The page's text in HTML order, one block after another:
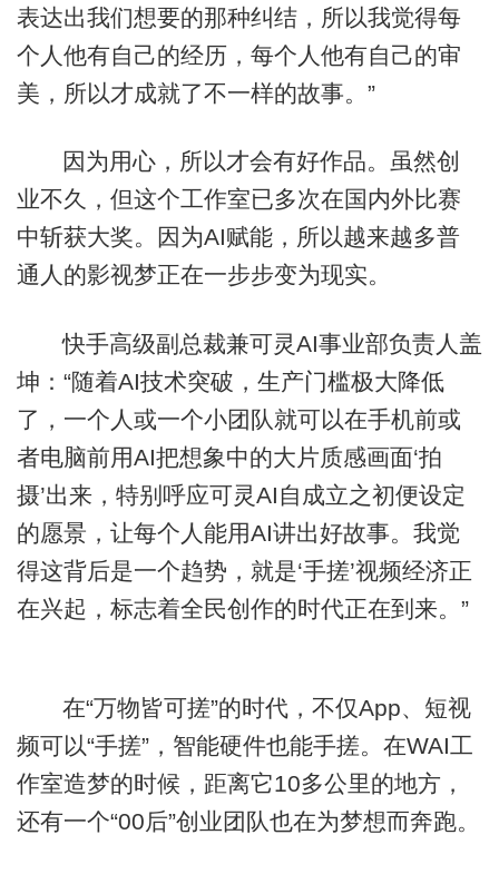
表达出我们想要的那种纠结，所以我觉得每
个人他有自己的经历，每个人他有自己的审
美，所以才成就了不一样的故事。”
因为用心，所以才会有好作品。虽然创
业不久，但这个工作室已多次在国内外比赛
中斩获大奖。因为AI赋能，所以越来越多普
通人的影视梦正在一步步变为现实。
快手高级副总裁兼可灵AI事业部负责人盖
坤：“随着AI技术突破，生产门槛极大降低
了，一个人或一个小团队就可以在手机前或
者电脑前用AI把想象中的大片质感画面‘拍
摄’出来，特别呼应可灵AI自成立之初便设定
的愿景，让每个人能用AI讲出好故事。我觉
得这背后是一个趋势，就是‘手搓’视频经济正
在兴起，标志着全民创作的时代正在到来。”
在“万物皆可搓”的时代，不仅App、短视
频可以“手搓”，智能硬件也能手搓。在WAI工
作室造梦的时候，距离它10多公里的地方，
还有一个“00后”创业团队也在为梦想而奔跑。